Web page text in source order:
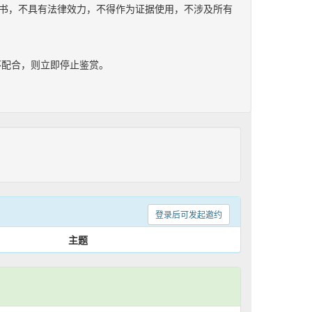
，不具有法律效力，不得作为证据使用，不涉及所有
合，则立即停止鉴赏。
登录后可发起邀约
主题